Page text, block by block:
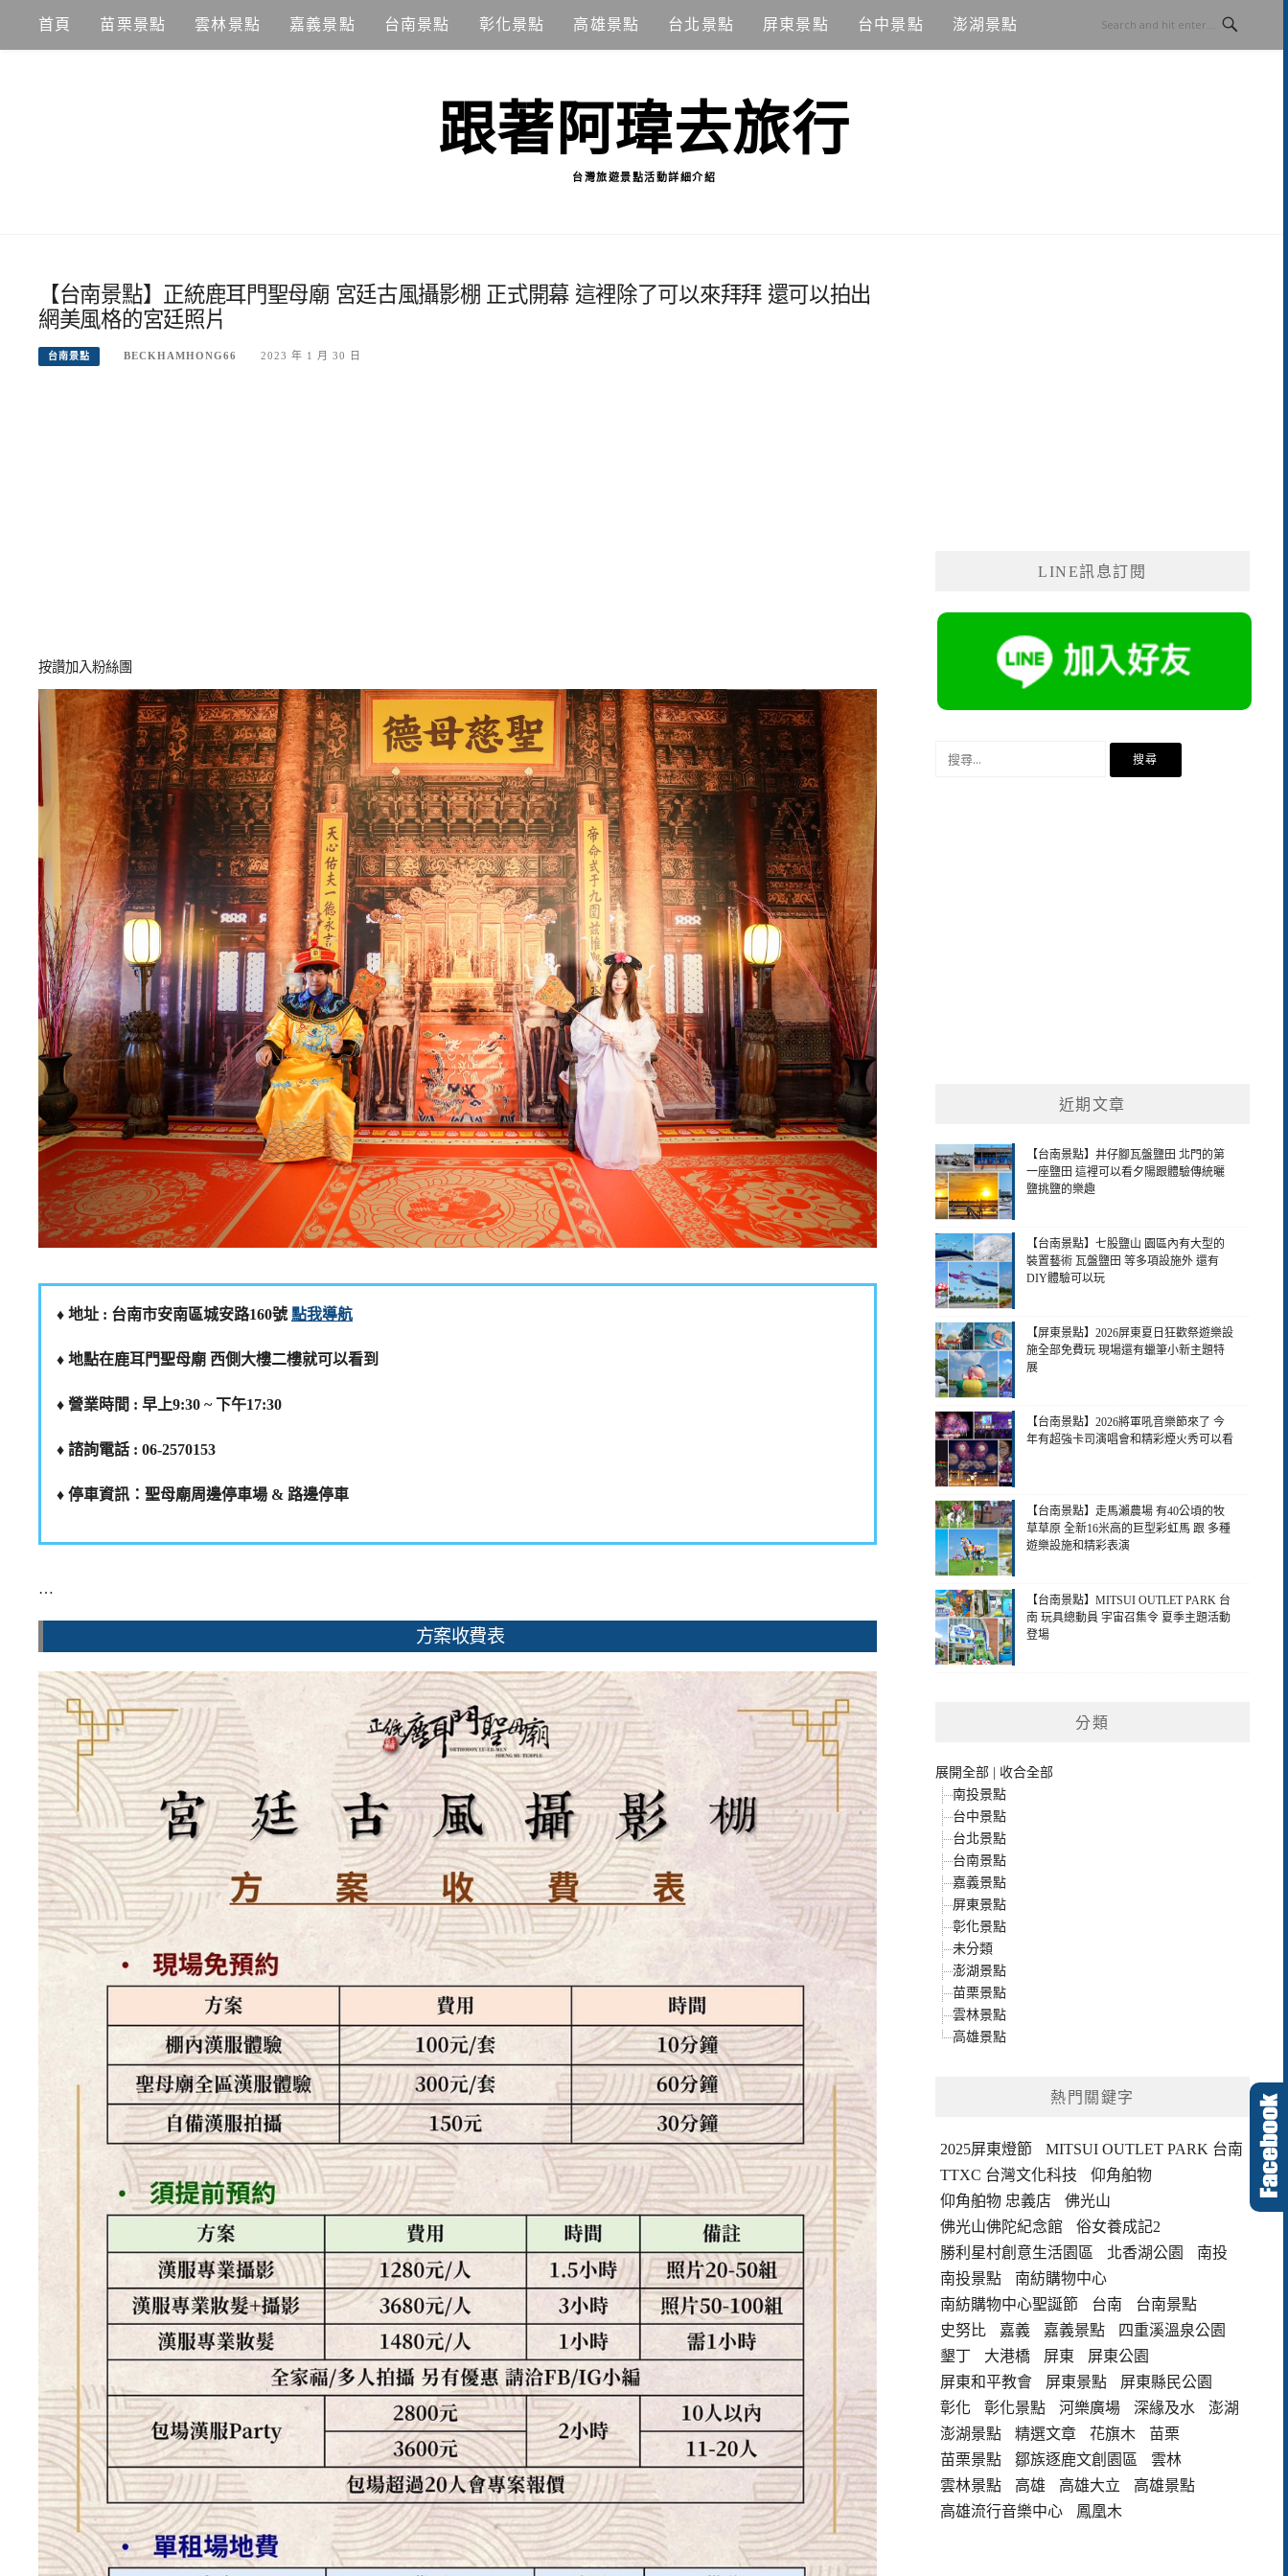
content
首頁 苗栗景點 雲林景點 嘉義景點 台南景點 彰化景點 高雄景點 台北景點 屏東景點 台中景點 澎湖景點
跟著阿瑋去旅行
台灣旅遊景點活動詳細介紹
【台南景點】正統鹿耳門聖母廟 宮廷古風攝影棚 正式開幕 這裡除了可以來拜拜 還可以拍出
網美風格的宮廷照片
台南景點 BECKHAMHONG66 2023 年 1 月 30 日
按讚加入粉絲團
♦️ 地址 : 台南市安南區城安路160號 點我導航
♦️ 地點在鹿耳門聖母廟 西側大樓二樓就可以看到
♦️ 營業時間 : 早上9:30 ~ 下午17:30
♦️ 諮詢電話 : 06-2570153
♦️ 停車資訊：聖母廟周邊停車場 & 路邊停車
…
方案收費表
LINE訊息訂閱
近期文章
【台南景點】井仔腳瓦盤鹽田 北門的第
一座鹽田 這裡可以看夕陽跟體驗傳統曬
鹽挑鹽的樂趣
【台南景點】七股鹽山 園區內有大型的
裝置藝術 瓦盤鹽田 等多項設施外 還有
DIY體驗可以玩
【屏東景點】2026屏東夏日狂歡祭遊樂設
施全部免費玩 現場還有蠟筆小新主題特
展
【台南景點】2026將軍吼音樂節來了 今
年有超強卡司演唱會和精彩煙火秀可以看
【台南景點】走馬瀨農場 有40公頃的牧
草草原 全新16米高的巨型彩虹馬 跟 多種
遊樂設施和精彩表演
【台南景點】MITSUI OUTLET PARK 台
南 玩具總動員 宇宙召集令 夏季主題活動
登場
分類
展開全部
收合全部
南投景點
台中景點
台北景點
台南景點
嘉義景點
屏東景點
彰化景點
未分類
澎湖景點
苗栗景點
雲林景點
高雄景點
熱門關鍵字
2025屏東燈節
MITSUI OUTLET PARK 台南
TTXC 台灣文化科技
仰角舶物
仰角舶物 忠義店
佛光山
佛光山佛陀紀念館
俗女養成記2
勝利星村創意生活園區
北香湖公園
南投
南投景點
南紡購物中心
南紡購物中心聖誕節
台南
台南景點
史努比
嘉義 嘉義景點
四重溪溫泉公園
墾丁
大港橋 屏東
屏東公園
屏東和平教會
屏東景點
屏東縣民公園
彰化
彰化景點 河樂廣場 深緣及水
澎湖
澎湖景點
精選文章 花旗木
苗栗
苗栗景點
鄒族逐鹿文創園區
雲林
雲林景點
高雄 高雄大立
高雄景點
高雄流行音樂中心
鳳凰木